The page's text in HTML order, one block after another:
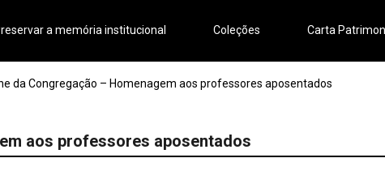
a memória institucional Coleções Carta
da Congregação – Homenagem aos professores aposentados
aos professores aposentados